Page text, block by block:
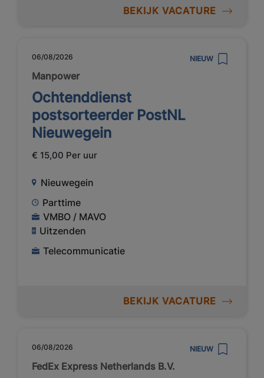
BEKIJK VACATURE
06/08/2026 NIEUW
Manpower
Ochtenddienst
postsorteerder PostNL
Nieuwegein
€ 15,00 Per uur
Nieuwegein
Parttime
VMBO / MAVO
Uitzenden
Telecommunicatie
BEKIJK VACATURE
06/08/2026 NIEUW
FedEx Express Netherlands B.V.